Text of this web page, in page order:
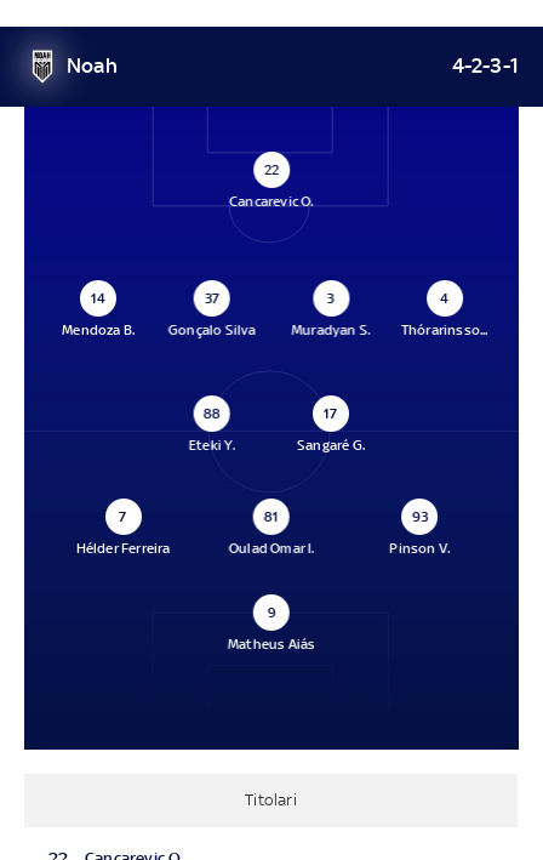
Noah 4-2-3-1
22
Cancarevic O.
14
Mendoza B.
37
Gonçalo Silva
3
Muradyan S.
4
Thórarinsso...
88
Eteki Y.
17
Sangaré G.
7
Hélder Ferreira
81
Oulad Omar I.
93
Pinson V.
9
Matheus Aiás
Titolari